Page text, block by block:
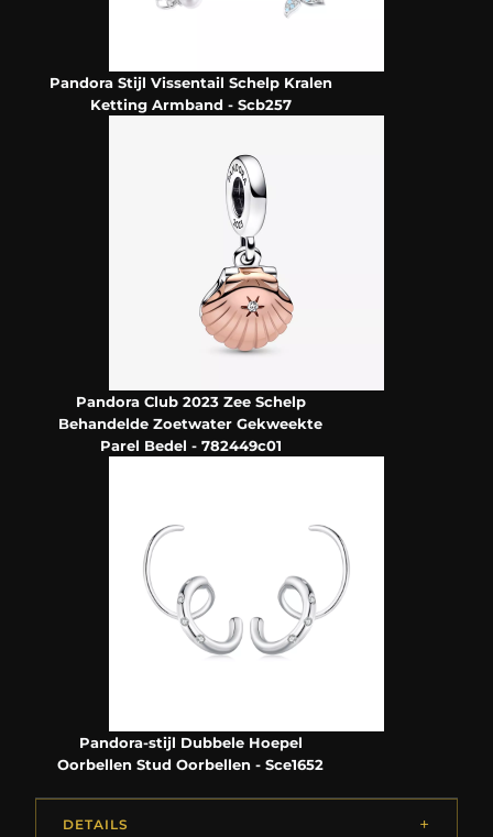
Pandora Stijl Vissentail Schelp Kralen
Ketting Armband - Scb257
Pandora Club 2023 Zee Schelp
Behandelde Zoetwater Gekweekte
Parel Bedel - 782449c01
Pandora-stijl Dubbele Hoepel
Oorbellen Stud Oorbellen - Sce1652
DETAILS